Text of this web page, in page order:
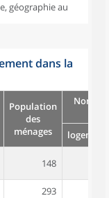
géographie au
dans la
Population
des
ménages
logement
148
293